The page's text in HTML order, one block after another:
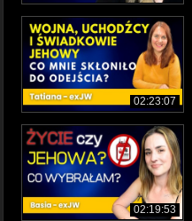
02:23:07
02:19:53